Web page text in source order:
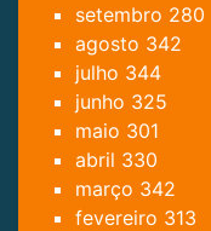
setembro 280
agosto 342
julho 344
junho 325
maio 301
abril 330
março 342
fevereiro 313